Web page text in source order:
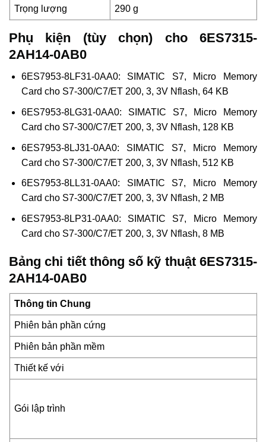
Trọng lượng 290 g
Phụ kiện (tùy chọn) cho 6ES7315-
2AH14-0AB0
6ES7953-8LF31-0AA0: SIMATIC S7, Micro Memory
Card cho S7-300/C7/ET 200, 3, 3V Nflash, 64 KB
6ES7953-8LG31-0AA0: SIMATIC S7, Micro Memory
Card cho S7-300/C7/ET 200, 3, 3V Nflash, 128 KB
6ES7953-8LJ31-0AA0: SIMATIC S7, Micro Memory
Card cho S7-300/C7/ET 200, 3, 3V Nflash, 512 KB
6ES7953-8LL31-0AA0: SIMATIC S7, Micro Memory
Card cho S7-300/C7/ET 200, 3, 3V Nflash, 2 MB
6ES7953-8LP31-0AA0: SIMATIC S7, Micro Memory
Card cho S7-300/C7/ET 200, 3, 3V Nflash, 8 MB
Bảng chi tiết thông số kỹ thuật 6ES7315-
2AH14-0AB0
Thông tin Chung
Phiên bản phần cứng
Phiên bản phần mềm
Thiết kế với
Gói lập trình